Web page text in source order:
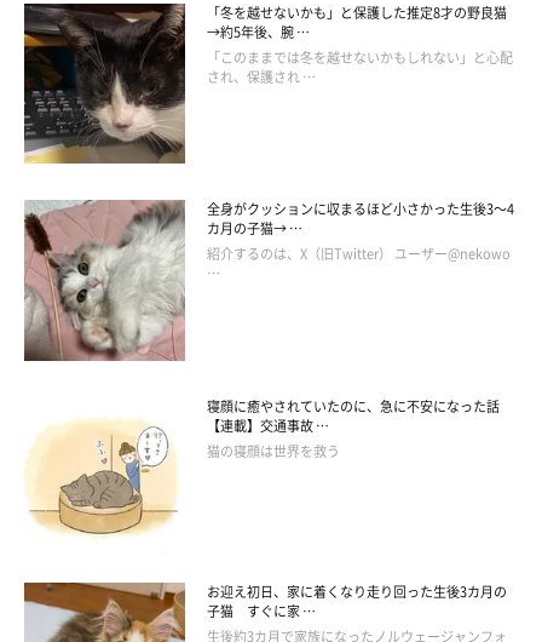
塩対応だけど飼い主さんのことが好きなみけ
「冬を越せないかも」と保護した推定8才の野良猫
→約5年後、腕 …
「このままでは冬を越せないかもしれない」と心配
され、保護され …
全身がクッションに収まるほど小さかった生後3～4
カ月の子猫→ …
紹介するのは、X（旧Twitter） ユーザー@nekowo
…
寝顔に癒やされていたのに、急に不安になった話
【連載】交通事故 …
猫の寝顔は世界を救う
お迎え初日、家に着くなり走り回った生後3カ月の
子猫 すぐに家 …
生後約3カ月で家族になったノルウェージャンフォ